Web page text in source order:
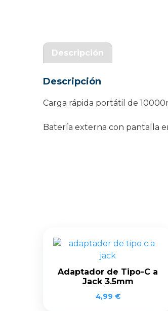
Descripción
Descripción
Carga rápida portátil de
Batería externa con pantalla
Adaptador de Tipo-C a
Jack 3.5mm
4,99 €